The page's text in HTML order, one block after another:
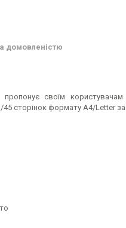
домовленістю
своїм користувачам
сторінок формату A4/Letter